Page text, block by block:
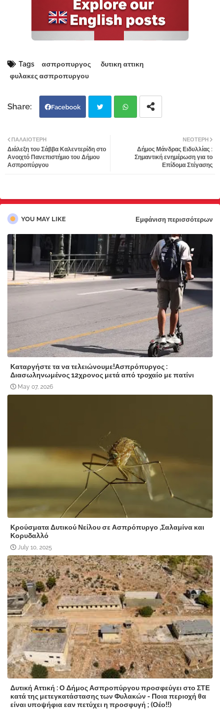
Tags ασπροπυργος
δυτικη αττικη
φυλακες ασπροπυργου
Facebook
tter
ΝΕΌΤΕΡΗ
Δήμος Μάνδρας Ειδυλλίας :
Σημαντική ενημέρωση για το
Επίδομα Στέγασης
ΠΑΛΑΙΌΤΕΡΗ
Διάλεξη του Σάββα Καλεντερίδη στο
Ανοιχτό Πανεπιστήμιο του Δήμου
Ασπροπύργου
YOU MAY LIKE Εμφάνιση περισσότερων
Καταργήστε τα να τελειώνουμε!Ασπρόπυργος :
Διασωληνωμένος 12χρονος μετά από τροχαίο με πατίνι
May 07, 2026
Κρούσματα Δυτικού Νείλου σε Ασπρόπυργο ,Σαλαμίνα και
Κορυδαλλό
July 10, 2025
Δυτική Αττική : Ο Δήμος Ασπροπύργου προσφεύγει στο ΣΤΕ
κατά της μετεγκατάστασης των Φυλακών - Ποια περιοχή θα
είναι υποψήφια εαν πετύχει η προσφυγή ; (Οέο!!)